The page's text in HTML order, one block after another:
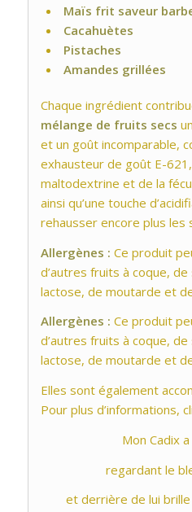
Maïs frit saveur
Cacahuètes
Pistaches
Amandes grillées
Chaque ingrédient
mélange de fruits secs
et un goût incomparable,
exhausteur de goût E-
maltodextrine et de la
ainsi qu’une touche
rehausser encore plus les
Allergènes : Ce produit
d’autres fruits à coque,
lactose, de moutarde et
Allergènes : Ce produit
d’autres fruits à coque,
lactose, de moutarde et
Elles sont également
Pour plus d’informations,
Mon Cadix
regardant le
et derrière de lui